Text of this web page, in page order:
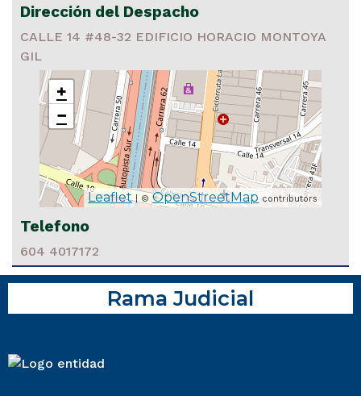
Dirección del Despacho
CALLE 14 #48-32 EDIFICIO HORACIO MONTOYA
GIL
+
−
Leaflet| ©OpenStreetMap contributors
Telefono
604 4017172
Rama Judicial